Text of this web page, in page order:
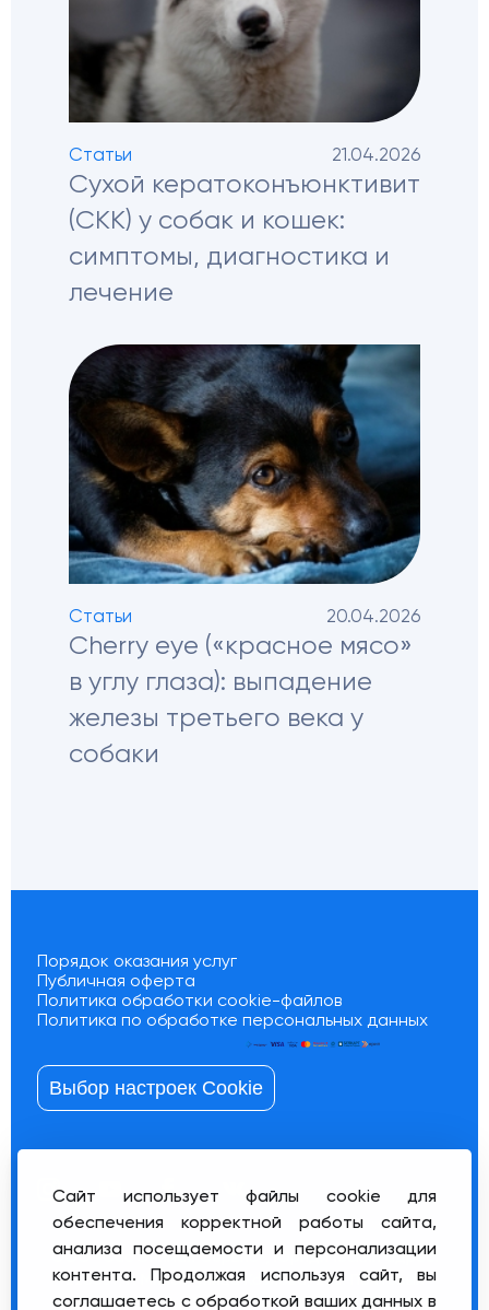
Сайт использует файлы cookie для
обеспечения корректной работы сайта,
анализа посещаемости и персонализации
контента. Продолжая используя сайт, вы
соглашаетесь с обработкой ваших данных в
Статьи 21.04.2026
Сухой кератоконъюнктивит
(СКК) у собак и кошек:
симптомы, диагностика и
лечение
Статьи 20.04.2026
Cherry eye («красное мясо»
в углу глаза): выпадение
железы третьего века у
собаки
Выбор настроек Cookie
ООО «Сас Энимал Сервис», Юридический адрес:
220037, г. Минск, улица Козлова, 27а. Почтовый
адрес: 220037, г. Минск, улица Козлова, 27а; УНП
Порядок оказания услуг
Публичная оферта
Политика обработки cookie-файлов
Политика по обработке персональных данных